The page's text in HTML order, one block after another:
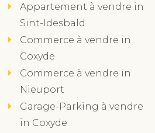
Appartement à vendre in
Sint-Idesbald
Commerce à vendre in
Coxyde
Commerce à vendre in
Nieuport
Garage-Parking à vendre
in Coxyde